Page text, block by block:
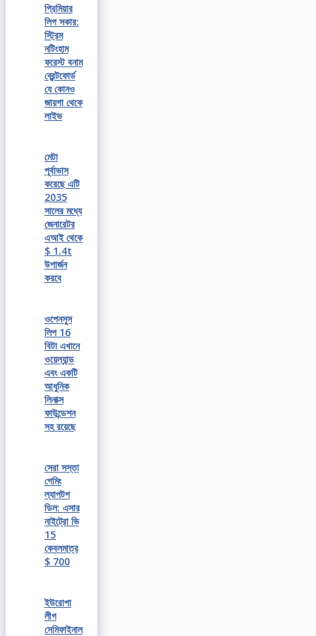
প্রিমিয়ার
লিগ সকার:
স্ট্রিম
নটিংহাম
ফরেস্ট বনাম
ব্রেন্টফোর্ড
যে কোনও
জায়গা থেকে
লাইভ
মেটা
পূর্বাভাস
করেছে এটি
2035
সালের মধ্যে
জেনারেটর
এআই থেকে
$ 1.4t
উপার্জন
করবে
ওপেনসুস
লিপ 16
বিটা এখানে
ওয়েল্যান্ড
এবং একটি
আধুনিক
লিনাক্স
ফাউন্ডেশন
সহ রয়েছে
সেরা সস্তা
গেমিং
ল্যাপটপ
ডিল: এসার
নাইট্রো ভি
15
কেবলমাত্র
$ 700
ইউরোপা
লীগ
সেমিফাইনাল